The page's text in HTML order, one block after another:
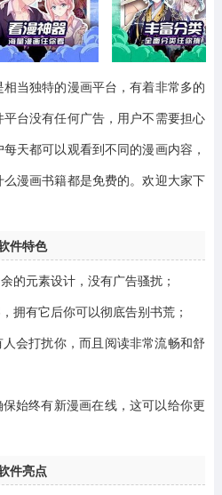
当独特的漫画平台，有着非常多的
台没有任何广告，用户不需要担心
天都可以观看到不同的漫画内容，
漫画书籍都是免费的。欢迎大家下
件特色
的元素设计，没有广告骚扰；
拥有它后你可以彻底告别书荒；
会打扰你，而且阅读非常流畅和舒
始终有新漫画在线，这可以给你更
件亮点